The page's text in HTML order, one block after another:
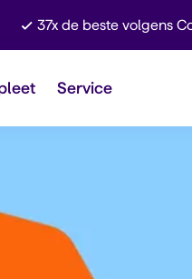
37x de beste volgens
Service